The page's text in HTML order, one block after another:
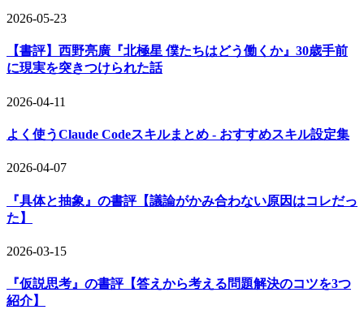
2026-05-23
【書評】西野亮廣『北極星 僕たちはどう働くか』30歳手前
に現実を突きつけられた話
2026-04-11
よく使うClaude Codeスキルまとめ - おすすめスキル設定集
2026-04-07
『具体と抽象』の書評【議論がかみ合わない原因はコレだっ
た】
2026-03-15
『仮説思考』の書評【答えから考える問題解決のコツを3つ
紹介】